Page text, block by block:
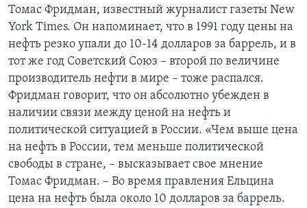
Томас Фридман, известный журналист газеты New
York Times. Он напоминает, что в 1991 году цены на
нефть резко упали до 10-14 долларов за баррель, и в
тот же год Советский Союз – второй по величине
производитель нефти в мире – тоже распался.
Фридман говорит, что он абсолютно убежден в
наличии связи между ценой на нефть и
политической ситуацией в России. «Чем выше цена
на нефть в России, тем меньше политической
свободы в стране, – высказывает свое мнение
Томас Фридман. – Во время правления Ельцина
цена на нефть была около 10 долларов за баррель.